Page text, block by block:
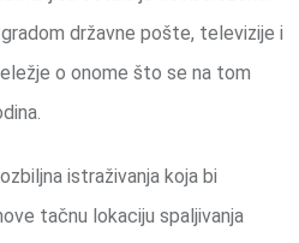
državne pošte, televizije i
o onome što se na tom
istraživanja koja bi
tačnu lokaciju spaljivanja